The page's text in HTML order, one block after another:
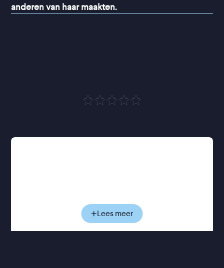
anderen van haar maakten.
Vlak voor haar overlijden blikt Faithfull terug op
het legendarische album Broken English. Als rode
draad loopt de voortdurende strijd tussen haar
eigen verhaal en het publieke beeld dat van haar
Lees meer